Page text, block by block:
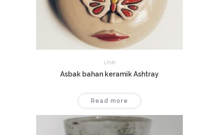
Unik
Asbak bahan keramik Ashtray
Read more